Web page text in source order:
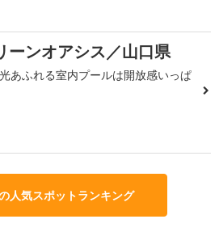
ーンオアシス／山口県
あふれる室内プールは開放感いっぱ
人気スポットランキング